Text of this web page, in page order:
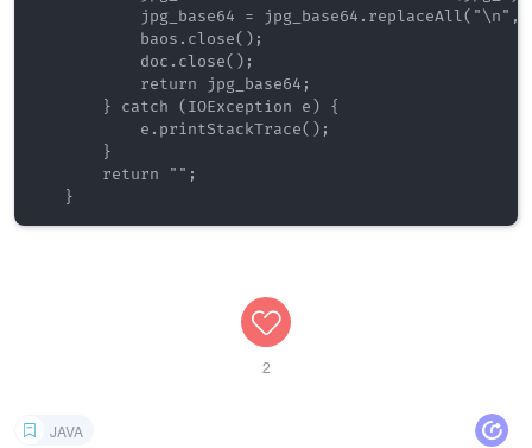
jpg_base64 = jpg_base64.replaceAll("\n",
           baos.close();
           doc.close();
           return jpg_base64;
       } catch (IOException e) {
           e.printStackTrace();
       }
       return "";
2
JAVA